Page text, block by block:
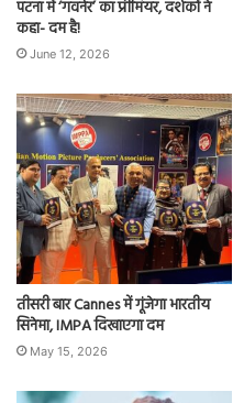
पटना में ‘गवर्नर’ का प्रीमियर, दर्शकों ने
कहा- दम है!
June 12, 2026
तीसरी बार Cannes में गूंजेगा भारतीय
सिनेमा, IMPA दिखाएगा दम
May 15, 2026